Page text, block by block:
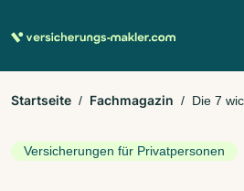
Startseite Fachmagazin
Die 7
Versicherungen für Privatpersonen